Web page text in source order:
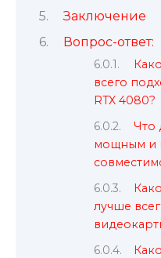
Заключение
Вопрос-ответ:
всего
RTX 4080?
Что
мощным и
лучше